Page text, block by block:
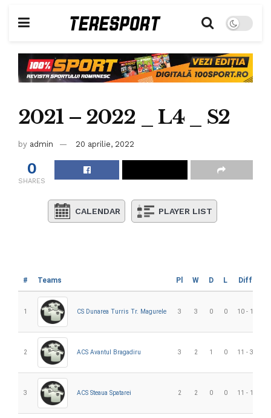
2021 – 2022 _ L4 _ S2
by admin 20 aprilie, 2022
0
SHARES
CALENDAR PLAYER LIST
# Teams Pl W D L Diff
1 CS Dunarea Turris Tr. Magurele 3 3 0 0 10 - 1
2 ACS Avantul Bragadiru 3 2 1 0 11 - 3
3 ACS Steaua Spatarei 2 2 0 0 11 - 1